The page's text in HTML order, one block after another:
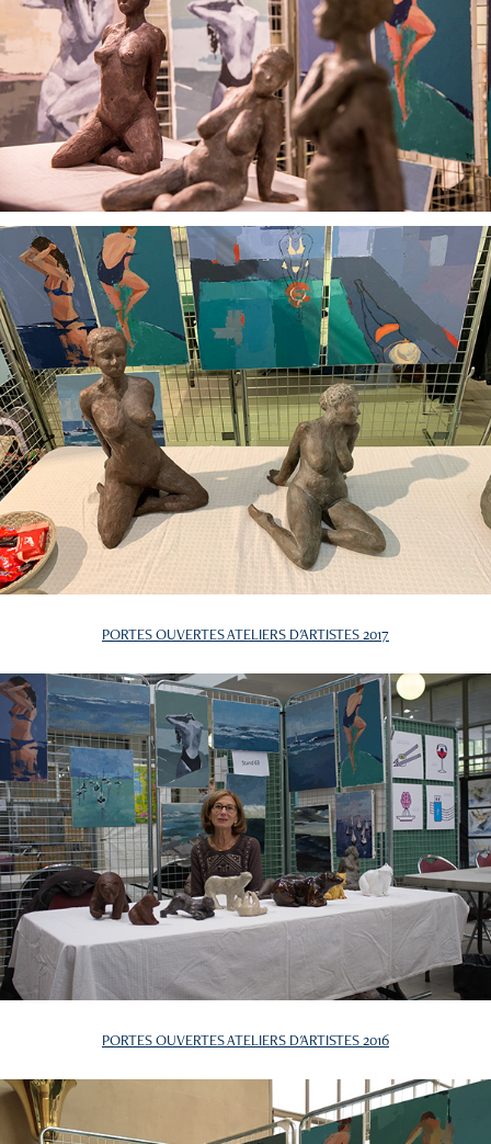
PORTES OUVERTES ATELIERS D'ARTISTES 2017
PORTES OUVERTES ATELIERS D'ARTISTES 2016